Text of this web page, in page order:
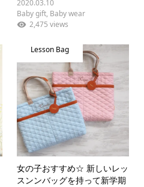
2020.03.10
Baby gift, Baby wear
2,475 views
Lesson Bag
女の子おすすめ☆ 新しいレッ
スンンバッグを持って新学期